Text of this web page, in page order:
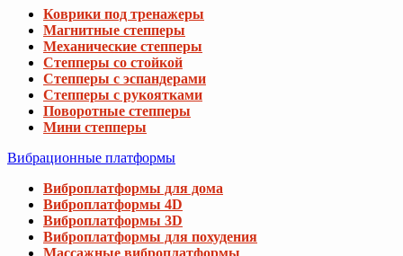
Коврики под тренажеры
Магнитные степперы
Механические степперы
Степперы со стойкой
Степперы с эспандерами
Степперы с рукоятками
Поворотные степперы
Мини степперы
Вибрационные платформы
Виброплатформы для дома
Виброплатформы 4D
Виброплатформы 3D
Виброплатформы для похудения
Массажные виброплатформы